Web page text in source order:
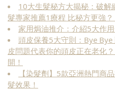
10大生髮秘方大揭秘：破解
髮專家推薦1療程 比秘方更強？
家用焗油推介：介紹5大作
頭皮保養5大守則：Bye
皮問題代表你的頭皮正在老化
開！
【染髮劑】5款亞洲熱門商
髮效果！